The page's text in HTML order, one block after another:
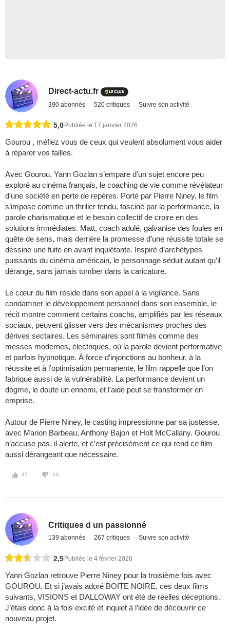
Direct-actu.fr
390 abonnés 520 critiques Suivre son activité
5,0 Publiée le 17 janvier 2026
Gourou , méfiez vous de ceux qui veulent absolument vous aider
à réparer vos failles.
Avec Gourou, Yann Gozlan s’empare d’un sujet encore peu
exploré au cinéma français, le coaching de vie comme révélateur
d’une société en perte de repères. Porté par Pierre Niney, le film
s’impose comme un thriller tendu, fasciné par la performance, la
parole charismatique et le besoin collectif de croire en des
solutions immédiates. Matt, coach adulé, galvanise des foules en
quête de sens, mais derrière la promesse d’une réussite totale se
dessine une fuite en avant inquiétante. Inspiré d’archétypes
puissants du cinéma américain, le personnage séduit autant qu’il
dérange, sans jamais tomber dans la caricature.
Le cœur du film réside dans son appel à la vigilance. Sans
condamner le développement personnel dans son ensemble, le
récit montre comment certains coachs, amplifiés par les réseaux
sociaux, peuvent glisser vers des mécanismes proches des
dérives sectaires. Les séminaires sont filmés comme des
messes modernes, électriques, où la parole devient performative
et parfois hypnotique. À force d’injonctions au bonheur, à la
réussite et à l’optimisation permanente, le film rappelle que l’on
fabrique aussi de la vulnérabilité. La performance devient un
dogme, le doute un ennemi, et l’aide peut se transformer en
emprise.
Autour de Pierre Niney, le casting impressionne par sa justesse,
avec Marion Barbeau, Anthony Bajon et Holt McCallany. Gourou
n’accuse pas, il alerte, et c’est précisément ce qui rend ce film
aussi dérangeant que nécessaire.
47 14
Critiques d un passionné
139 abonnés 267 critiques Suivre son activité
2,5 Publiée le 4 février 2026
Yann Gozlan retrouve Pierre Niney pour la troisième fois avec
GOUROU. Et si j’avais adoré BOITE NOIRE, ces deux films
suivants, VISIONS et DALLOWAY ont été de réelles déceptions.
J’étais donc à la fois excité et inquiet à l’idée de découvrir ce
nouveau projet.